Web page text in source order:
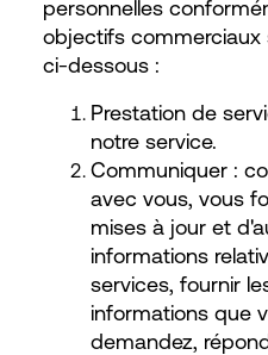
personnelles
objectifs commerciaux
ci-dessous :
Prestation de
notre service.
Communiquer :
avec vous, vous
mises à jour et
informations
services, fournir
informations que
demandez,